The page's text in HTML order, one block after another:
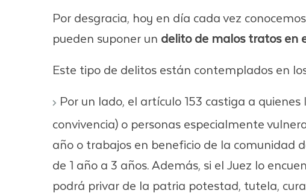
Por desgracia, hoy en día cada vez
pueden suponer un delito de malos tratos en
Este tipo de delitos están contemplados en
Por un lado, el artículo 153 castiga a
convivencia) o personas especialmente
año o trabajos en beneficio de la comunidad
de 1 año a 3 años. Además, si el Juez lo
podrá privar de la patria potestad, tutela,